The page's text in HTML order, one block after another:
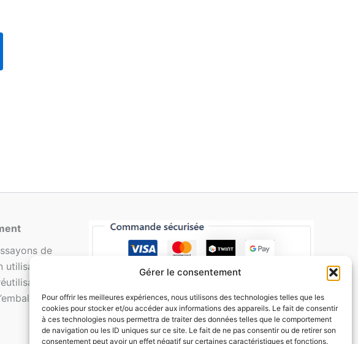
Gérer le consentement
Pour offrir les meilleures expériences, nous utilisons des technologies telles que les
cookies pour stocker et/ou accéder aux informations des appareils. Le fait de consentir
à ces technologies nous permettra de traiter des données telles que le comportement
de navigation ou les ID uniques sur ce site. Le fait de ne pas consentir ou de retirer son
consentement peut avoir un effet négatif sur certaines caractéristiques et fonctions.
de
le